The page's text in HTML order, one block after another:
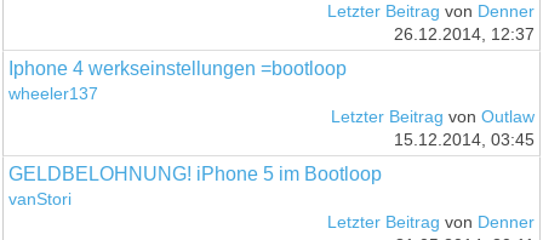
Letzter Beitrag von Denner
26.12.2014, 12:37
Iphone 4 werkseinstellungen =bootloop
wheeler137
Letzter Beitrag von Outlaw
15.12.2014, 03:45
GELDBELOHNUNG! iPhone 5 im Bootloop
vanStori
Letzter Beitrag von Denner